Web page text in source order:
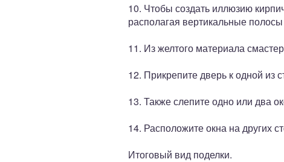
10. Чтобы создать иллюзию
располагая вертикальные
11. Из желтого материала
12. Прикрепите дверь к одной из
13. Также слепите одно или два
14. Расположите окна на других
Итоговый вид поделки.